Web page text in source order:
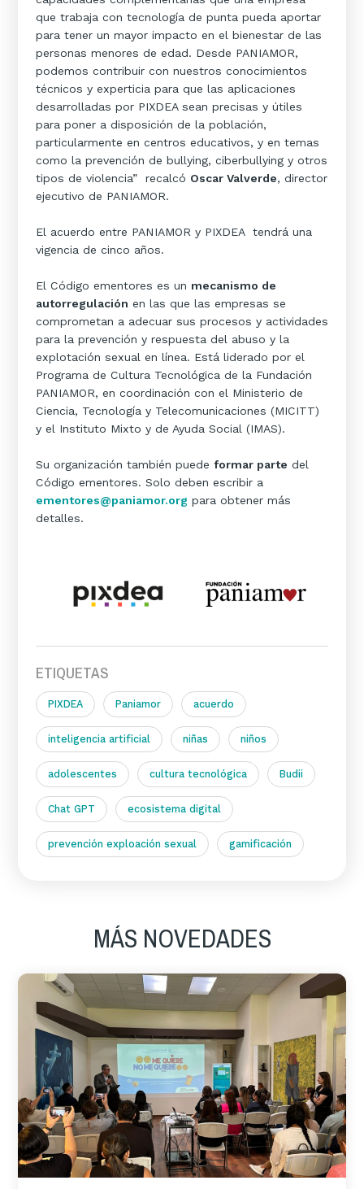
que trabaja con tecnología de punta pueda aportar
para tener un mayor impacto en el bienestar de las
personas menores de edad. Desde PANIAMOR,
podemos contribuir con nuestros conocimientos
técnicos y experticia para que las aplicaciones
desarrolladas por PIXDEA sean precisas y útiles
para poner a disposición de la población,
particularmente en centros educativos, y en temas
como la prevención de bullying, ciberbullying y otros
tipos de violencia” recalcó Oscar Valverde, director
ejecutivo de PANIAMOR.
El acuerdo entre PANIAMOR y PIXDEA tendrá una
vigencia de cinco años.
El Código ementores es un mecanismo de
autorregulación en las que las empresas se
comprometan a adecuar sus procesos y actividades
para la prevención y respuesta del abuso y la
explotación sexual en línea. Está liderado por el
Programa de Cultura Tecnológica de la Fundación
PANIAMOR, en coordinación con el Ministerio de
Ciencia, Tecnología y Telecomunicaciones (MICITT)
y el Instituto Mixto y de Ayuda Social (IMAS).
Su organización también puede formar parte del
Código ementores. Solo deben escribir a
ementores@paniamor.org para obtener más
detalles.
ETIQUETAS
PIXDEA Paniamor acuerdo
inteligencia artificial niñas niños
adolescentes cultura tecnológica Budii
Chat GPT ecosistema digital
prevención exploación sexual gamificación
MÁS NOVEDADES